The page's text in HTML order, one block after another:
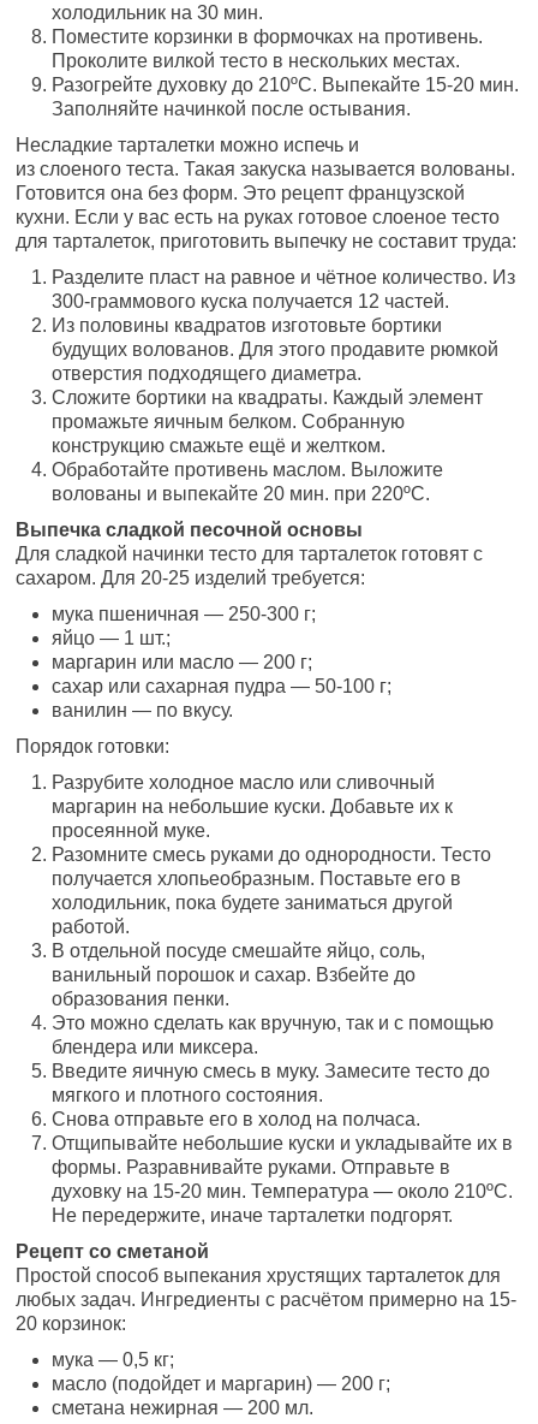
холодильник на 30 мин.
Поместите корзинки в формочках на противень.
Проколите вилкой тесто в нескольких местах.
Разогрейте духовку до 210ºС. Выпекайте 15-20 мин.
Заполняйте начинкой после остывания.
Несладкие тарталетки можно испечь и
из слоеного теста. Такая закуска называется волованы.
Готовится она без форм. Это рецепт французской
кухни. Если у вас есть на руках готовое слоеное тесто
для тарталеток, приготовить выпечку не составит труда:
Разделите пласт на равное и чётное количество. Из
300-граммового куска получается 12 частей.
Из половины квадратов изготовьте бортики
будущих волованов. Для этого продавите рюмкой
отверстия подходящего диаметра.
Сложите бортики на квадраты. Каждый элемент
промажьте яичным белком. Собранную
конструкцию смажьте ещё и желтком.
Обработайте противень маслом. Выложите
волованы и выпекайте 20 мин. при 220ºС.
Выпечка сладкой песочной основы
Для сладкой начинки тесто для тарталеток готовят с
сахаром. Для 20-25 изделий требуется:
мука пшеничная — 250-300 г;
яйцо — 1 шт.;
маргарин или масло — 200 г;
сахар или сахарная пудра — 50-100 г;
ванилин — по вкусу.
Порядок готовки:
Разрубите холодное масло или сливочный
маргарин на небольшие куски. Добавьте их к
просеянной муке.
Разомните смесь руками до однородности. Тесто
получается хлопьеобразным. Поставьте его в
холодильник, пока будете заниматься другой
работой.
В отдельной посуде смешайте яйцо, соль,
ванильный порошок и сахар. Взбейте до
образования пенки.
Это можно сделать как вручную, так и с помощью
блендера или миксера.
Введите яичную смесь в муку. Замесите тесто до
мягкого и плотного состояния.
Снова отправьте его в холод на полчаса.
Отщипывайте небольшие куски и укладывайте их в
формы. Разравнивайте руками. Отправьте в
духовку на 15-20 мин. Температура — около 210ºС.
Не передержите, иначе тарталетки подгорят.
Рецепт со сметаной
Простой способ выпекания хрустящих тарталеток для
любых задач. Ингредиенты с расчётом примерно на 15-
20 корзинок:
мука — 0,5 кг;
масло (подойдет и маргарин) — 200 г;
сметана нежирная — 200 мл.